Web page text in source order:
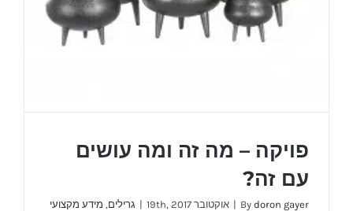
פויקה – מה זה ומה עושים
עם זה?
By doron gayer
| אוקטובר 19th, 2017 | גרילים, מידע מקצועי